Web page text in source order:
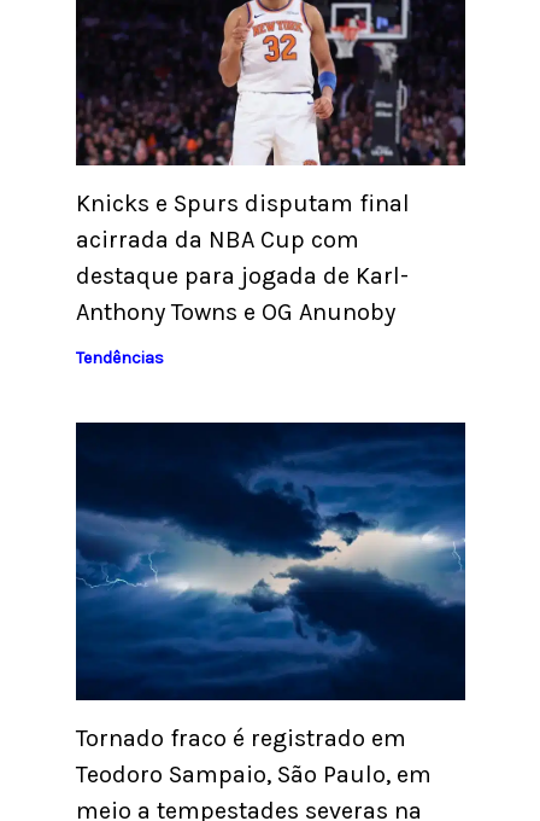
Knicks e Spurs disputam final
acirrada da NBA Cup com
destaque para jogada de Karl-
Anthony Towns e OG Anunoby
Tendências
Tornado fraco é registrado em
Teodoro Sampaio, São Paulo, em
meio a tempestades severas na